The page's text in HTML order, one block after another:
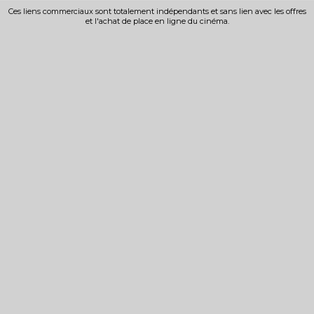
Ces liens commerciaux sont totalement indépendants et sans lien avec les offres
et l'achat de place en ligne du cinéma.